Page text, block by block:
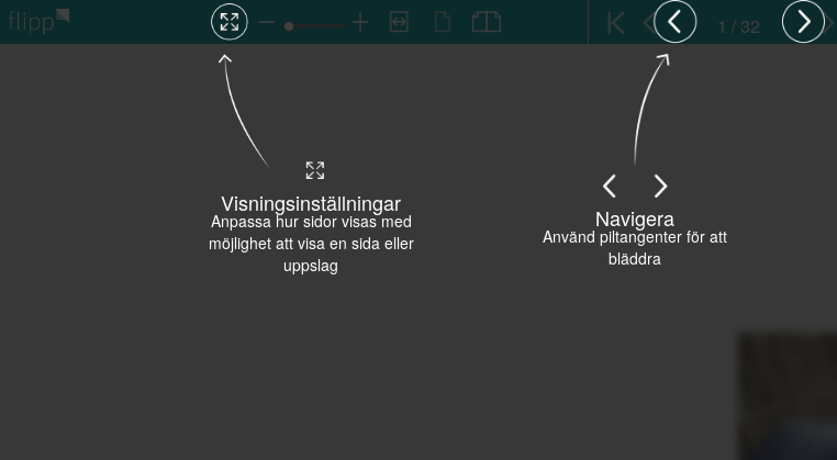
Visningsinställningar
Anpassa hur sidor visas med
möjlighet att visa en sida eller
uppslag
Navigera
Använd piltangenter för att
bläddra
1 / 32